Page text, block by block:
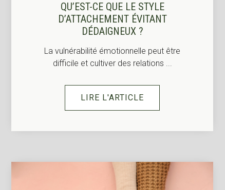
QU’EST-CE QUE LE STYLE
D’ATTACHEMENT ÉVITANT
DÉDAIGNEUX ?
La vulnérabilité émotionnelle peut être
difficile et cultiver des relations ...
LIRE L'ARTICLE